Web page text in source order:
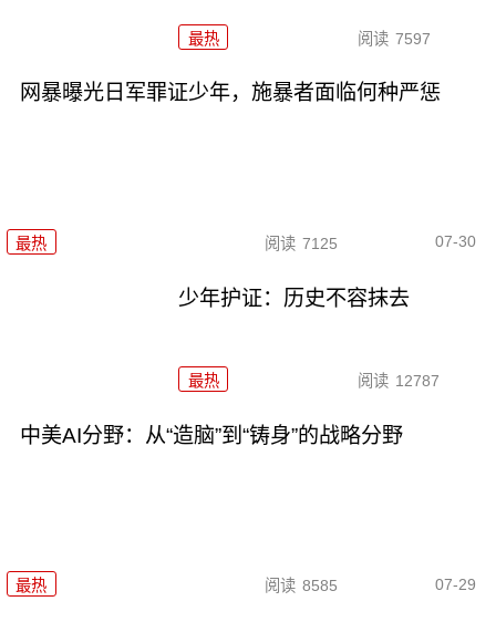
最热 阅读 7597
网暴曝光日军罪证少年，施暴者面临何种严惩
最热 阅读 7125 07-30
少年护证：历史不容抹去
最热 阅读 12787
中美AI分野：从“造脑”到“铸身”的战略分野
最热 阅读 8585 07-29